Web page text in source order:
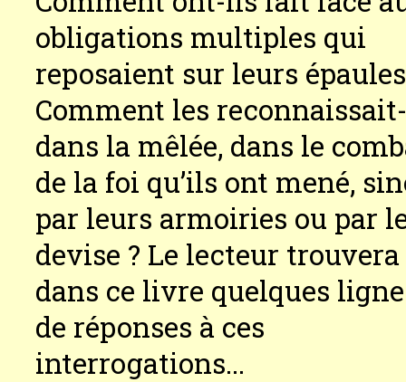
obligations multiples qui
reposaient sur leurs
Comment les
dans la mêlée, dans le
de la foi qu’ils ont mené,
par leurs armoiries ou par
devise ? Le lecteur trouvera
dans ce livre quelques
de réponses à ces
interrogations...